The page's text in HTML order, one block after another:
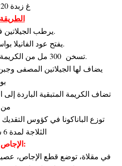
- 20 غ زبدة
الطريقة:
- يرطب الجيلاتين في الماء.
- يفتح عود الفانيلا بواسطة سكين.
- تسخن 300 مل من الكريمة على نار متوسطة.
الإجاص: